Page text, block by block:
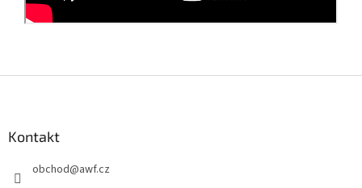
Kontakt
obchod@awf.cz